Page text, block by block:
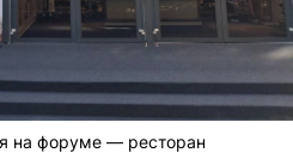
на форуме — ресторан